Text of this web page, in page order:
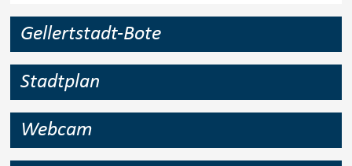
Gellertstadt-Bote
Stadtplan
Webcam